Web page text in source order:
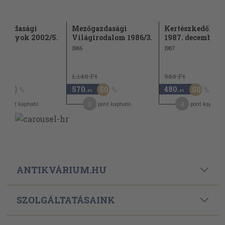
2002/5.
50
pont kapható
Mezőgazdasági
Világirodalom 1986/3.
1986
1.140 Ft
570 ,-Ft 50
pont kapható
Kertészkedők
1987. december
1987
960 Ft
480 ,-Ft 50
pont kapható
ANTIKVÁRIUM.HU
SZOLGÁLTATÁSAINK